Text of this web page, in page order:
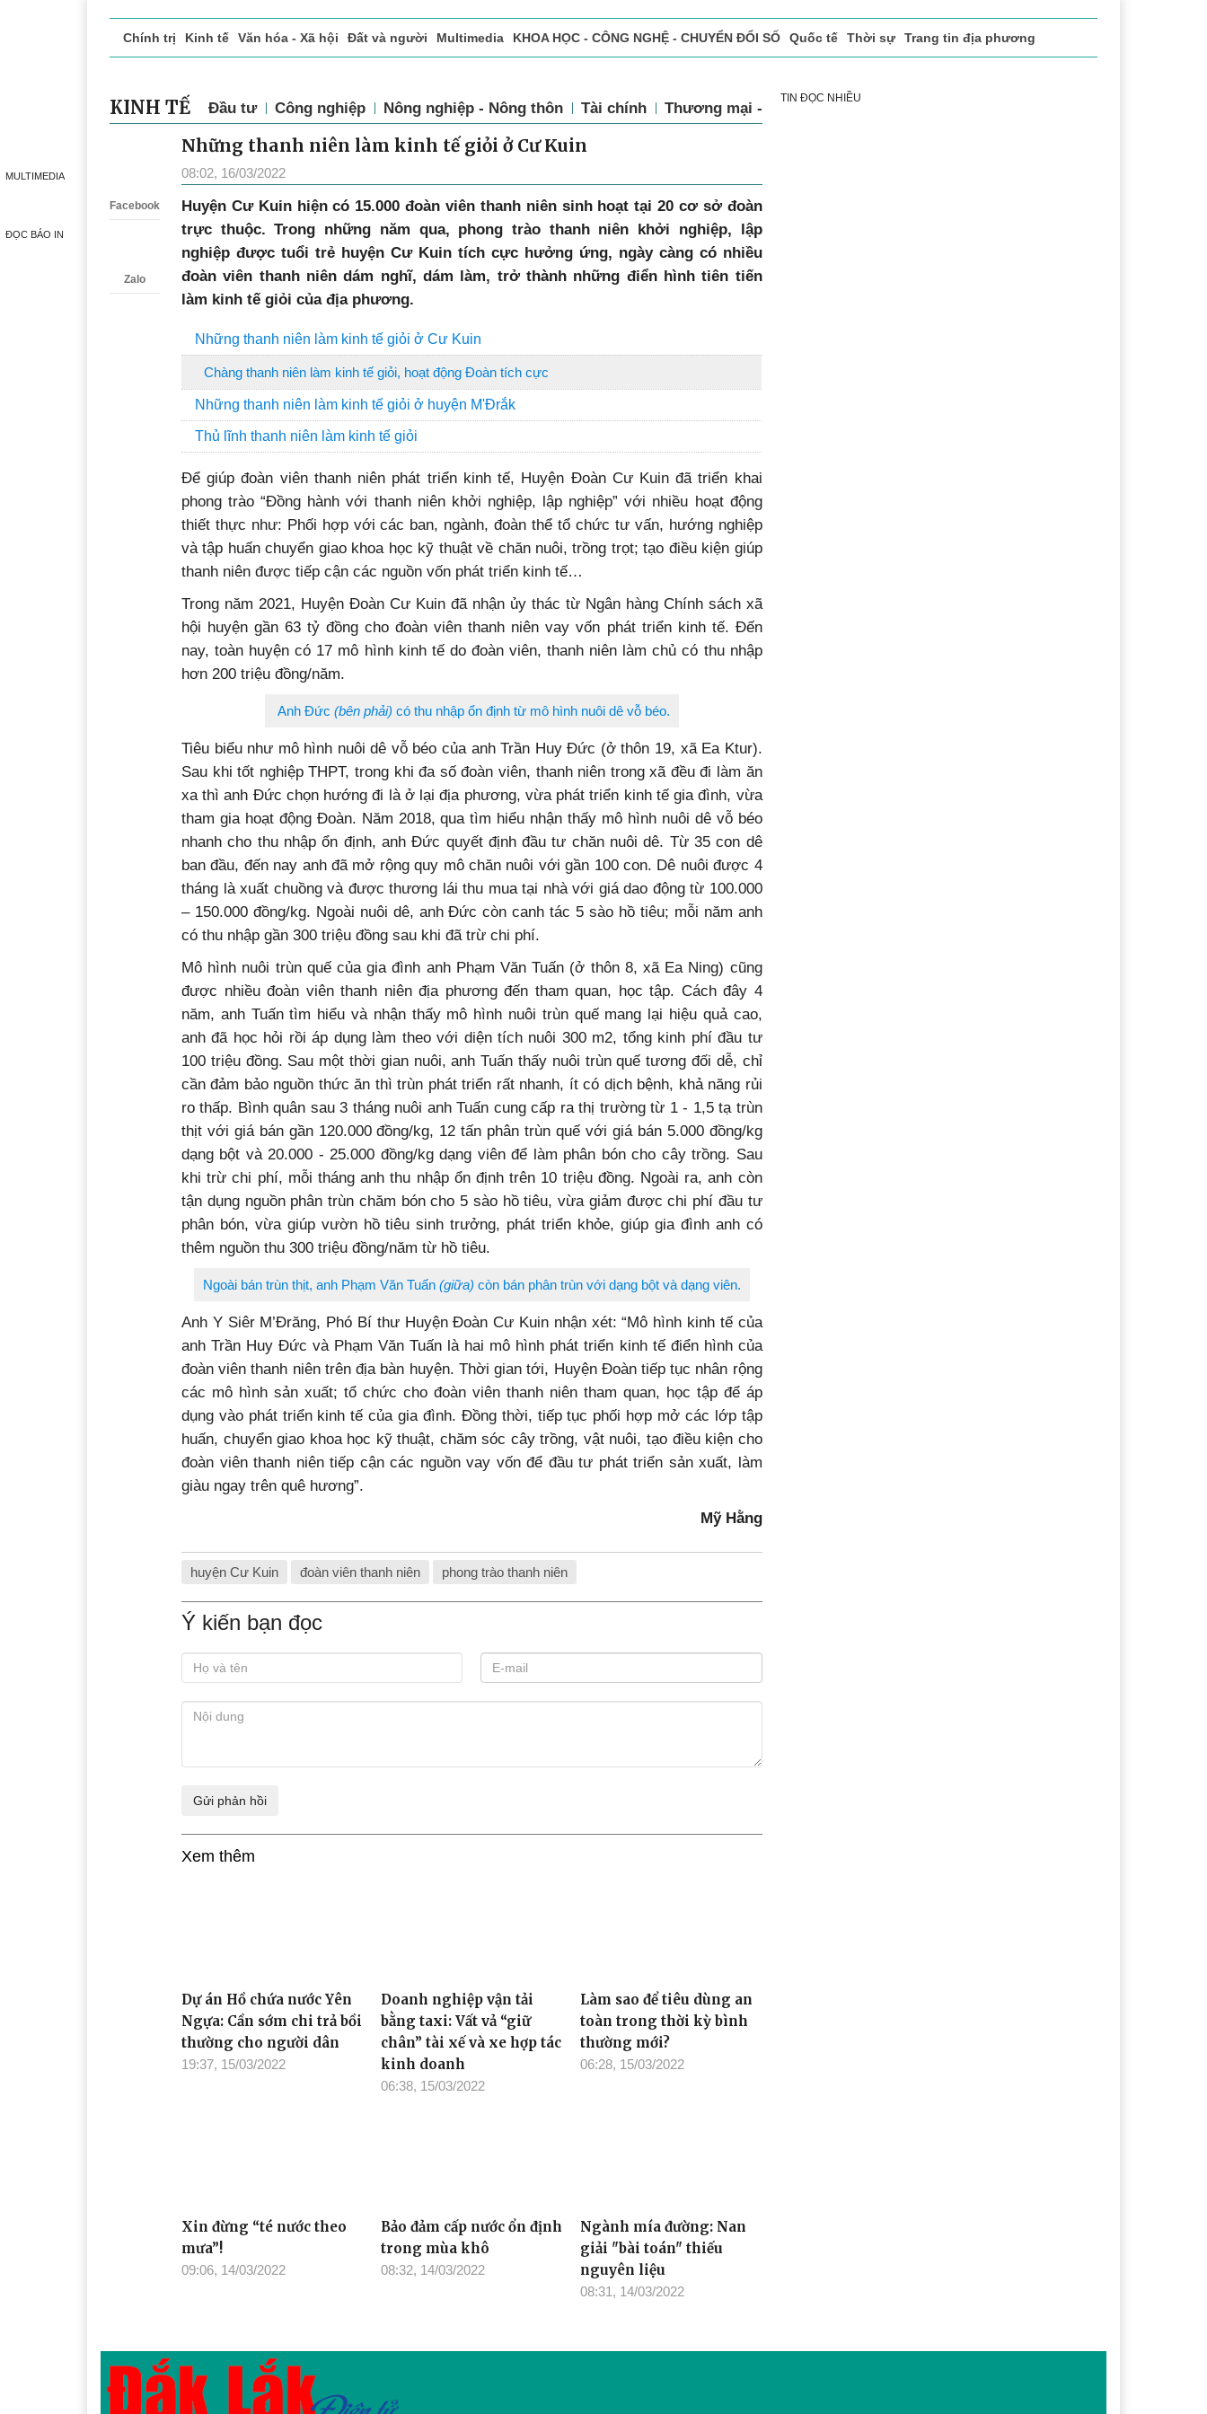
MULTIMEDIA
ĐỌC BÁO IN
Chính trị Kinh tế Văn hóa - Xã hội Đất và người Multimedia KHOA HỌC - CÔNG NGHỆ - CHUYỂN ĐỔI SỐ Quốc tế Thời sự
KINH TẾ Đầu tư Công nghiệp Nông nghiệp - Nông thôn Tài chính Thương mại - Dịch vụ
Facebook
Zalo
Những thanh niên làm kinh tế giỏi ở Cư Kuin
08:02, 16/03/2022
Huyện Cư Kuin hiện có 15.000 đoàn viên thanh niên sinh hoạt tại 20 cơ sở đoàn
trực thuộc. Trong những năm qua, phong trào thanh niên khởi nghiệp, lập
nghiệp được tuổi trẻ huyện Cư Kuin tích cực hưởng ứng, ngày càng có nhiều
đoàn viên thanh niên dám nghĩ, dám làm, trở thành những điển hình tiên tiến
làm kinh tế giỏi của địa phương.
Những thanh niên làm kinh tế giỏi ở Cư Kuin
Chàng thanh niên làm kinh tế giỏi, hoạt động Đoàn tích cực
Những thanh niên làm kinh tế giỏi ở huyện M'Đrắk
Thủ lĩnh thanh niên làm kinh tế giỏi
Để giúp đoàn viên thanh niên phát triển kinh tế, Huyện Đoàn Cư Kuin đã triển khai
phong trào “Đồng hành với thanh niên khởi nghiệp, lập nghiệp” với nhiều hoạt động
thiết thực như: Phối hợp với các ban, ngành, đoàn thể tổ chức tư vấn, hướng nghiệp
và tập huấn chuyển giao khoa học kỹ thuật về chăn nuôi, trồng trọt; tạo điều kiện giúp
thanh niên được tiếp cận các nguồn vốn phát triển kinh tế…
Trong năm 2021, Huyện Đoàn Cư Kuin đã nhận ủy thác từ Ngân hàng Chính sách xã
hội huyện gần 63 tỷ đồng cho đoàn viên thanh niên vay vốn phát triển kinh tế. Đến
nay, toàn huyện có 17 mô hình kinh tế do đoàn viên, thanh niên làm chủ có thu nhập
hơn 200 triệu đồng/năm.
Anh Đức (bên phải) có thu nhập ổn định từ mô hình nuôi dê vỗ béo.
Tiêu biểu như mô hình nuôi dê vỗ béo của anh Trần Huy Đức (ở thôn 19, xã Ea Ktur).
Sau khi tốt nghiệp THPT, trong khi đa số đoàn viên, thanh niên trong xã đều đi làm ăn
xa thì anh Đức chọn hướng đi là ở lại địa phương, vừa phát triển kinh tế gia đình, vừa
tham gia hoạt động Đoàn. Năm 2018, qua tìm hiểu nhận thấy mô hình nuôi dê vỗ béo
nhanh cho thu nhập ổn định, anh Đức quyết định đầu tư chăn nuôi dê. Từ 35 con dê
ban đầu, đến nay anh đã mở rộng quy mô chăn nuôi với gần 100 con. Dê nuôi được 4
tháng là xuất chuồng và được thương lái thu mua tại nhà với giá dao động từ 100.000
– 150.000 đồng/kg. Ngoài nuôi dê, anh Đức còn canh tác 5 sào hồ tiêu; mỗi năm anh
có thu nhập gần 300 triệu đồng sau khi đã trừ chi phí.
Mô hình nuôi trùn quế của gia đình anh Phạm Văn Tuấn (ở thôn 8, xã Ea Ning) cũng
được nhiều đoàn viên thanh niên địa phương đến tham quan, học tập. Cách đây 4
năm, anh Tuấn tìm hiểu và nhận thấy mô hình nuôi trùn quế mang lại hiệu quả cao,
anh đã học hỏi rồi áp dụng làm theo với diện tích nuôi 300 m2, tổng kinh phí đầu tư
100 triệu đồng. Sau một thời gian nuôi, anh Tuấn thấy nuôi trùn quế tương đối dễ, chỉ
cần đảm bảo nguồn thức ăn thì trùn phát triển rất nhanh, ít có dịch bệnh, khả năng rủi
ro thấp. Bình quân sau 3 tháng nuôi anh Tuấn cung cấp ra thị trường từ 1 - 1,5 tạ trùn
thịt với giá bán gần 120.000 đồng/kg, 12 tấn phân trùn quế với giá bán 5.000 đồng/kg
dạng bột và 20.000 - 25.000 đồng/kg dạng viên để làm phân bón cho cây trồng. Sau
khi trừ chi phí, mỗi tháng anh thu nhập ổn định trên 10 triệu đồng. Ngoài ra, anh còn
tận dụng nguồn phân trùn chăm bón cho 5 sào hồ tiêu, vừa giảm được chi phí đầu tư
phân bón, vừa giúp vườn hồ tiêu sinh trưởng, phát triển khỏe, giúp gia đình anh có
thêm nguồn thu 300 triệu đồng/năm từ hồ tiêu.
Ngoài bán trùn thịt, anh Phạm Văn Tuấn(giữa) còn bán phân trùn với dạng bột và dạng viên.
Anh Y Siêr M’Đrăng, Phó Bí thư Huyện Đoàn Cư Kuin nhận xét: “Mô hình kinh tế của
anh Trần Huy Đức và Phạm Văn Tuấn là hai mô hình phát triển kinh tế điển hình của
đoàn viên thanh niên trên địa bàn huyện. Thời gian tới, Huyện Đoàn tiếp tục nhân rộng
các mô hình sản xuất; tổ chức cho đoàn viên thanh niên tham quan, học tập để áp
dụng vào phát triển kinh tế của gia đình. Đồng thời, tiếp tục phối hợp mở các lớp tập
huấn, chuyển giao khoa học kỹ thuật, chăm sóc cây trồng, vật nuôi, tạo điều kiện cho
đoàn viên thanh niên tiếp cận các nguồn vay vốn để đầu tư phát triển sản xuất, làm
giàu ngay trên quê hương”.
Mỹ Hằng
huyện Cư Kuin đoàn viên thanh niên phong trào thanh niên
Dự án Hồ chứa nước Yên
Ngựa: Cần sớm chi trả bồi
thường cho người dân
Doanh nghiệp vận tải
bằng taxi: Vất vả “giữ
chân” tài xế và xe hợp tác
kinh doanh
Làm sao để tiêu dùng an
toàn trong thời kỳ bình
thường mới?
Xin đừng “té nước theo
mưa”!
Bảo đảm cấp nước ổn định
trong mùa khô
Ngành mía đường: Nan
giải "bài toán" thiếu
nguyên liệu
TIN ĐỌC NHIỀU